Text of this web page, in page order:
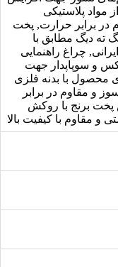
مواد پلاستیکی
برابر حرارت, پخت
ته دیگ مطابق با
چراغ راهنمایی
و سوپاپدار جهت
محصول با بدنه فلزی
و مقاوم در برابر
برنج با روکش
و مقاوم با کیفیت بالا